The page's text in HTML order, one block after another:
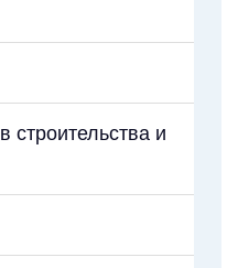
строительства и